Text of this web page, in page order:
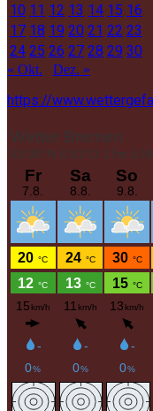
10 11 12 13 14 15 16
17 18 19 20 21 22 23
24 25 26 27 28 29 30
« Okt. Dez. »
https://